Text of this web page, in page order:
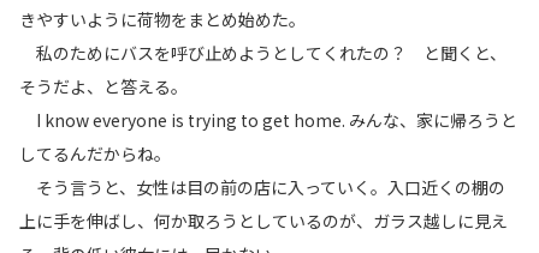
きやすいように荷物をまとめ始めた。
私のためにバスを呼び止めようとしてくれたの？ と聞くと、
そうだよ、と答える。
I know everyone is trying to get home. みんな、家に帰ろうと
してるんだからね。
そう言うと、女性は目の前の店に入っていく。入口近くの棚の
上に手を伸ばし、何か取ろうとしているのが、ガラス越しに見え